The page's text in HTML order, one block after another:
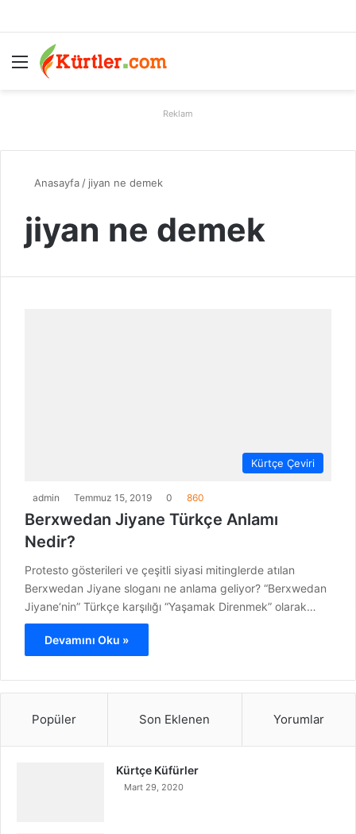
Menü
Reklam
Anasayfa / jiyan ne demek
jiyan ne demek
Kürtçe Çeviri
admin Temmuz 15, 2019 0 860
Berxwedan Jiyane Türkçe Anlamı
Nedir?
Protesto gösterileri ve çeşitli siyasi mitinglerde atılan
Berxwedan Jiyane sloganı ne anlama geliyor? “Berxwedan
Jiyane‘nin” Türkçe karşılığı “Yaşamak Direnmek” olarak…
Devamını Oku »
Popüler Son Eklenen Yorumlar
Kürtçe Küfürler
Mart 29, 2020